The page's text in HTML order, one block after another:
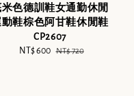
米色德訓鞋女通勤休閒
動鞋棕色阿甘鞋休閒鞋
CP2607
Sale
NT$ 600 Regular
NT$ 720